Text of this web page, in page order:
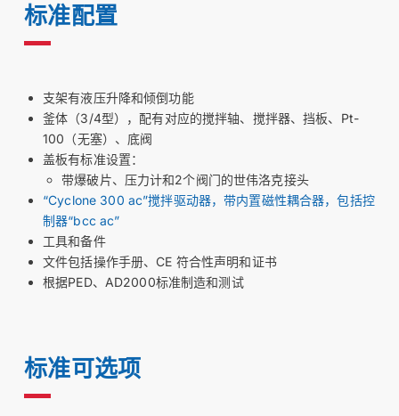
标准配置
支架有液压升降和倾倒功能
釜体（3/4型），配有对应的搅拌轴、搅拌器、挡板、Pt-
100（无塞）、底阀
盖板有标准设置：
带爆破片、压力计和2个阀门的世伟洛克接头
“Cyclone 300 ac”搅拌驱动器，带内置磁性耦合器，包括控
制器“bcc ac”
工具和备件
文件包括操作手册、CE 符合性声明和证书
根据PED、AD2000标准制造和测试
标准可选项